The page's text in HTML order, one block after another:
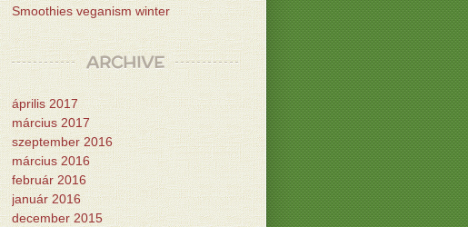
Smoothies veganism winter
ARCHIVE
április 2017
március 2017
szeptember 2016
március 2016
február 2016
január 2016
december 2015